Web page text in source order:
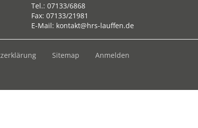
Tel.: 07133/6868
Fax: 07133/21981
E-Mail: kontakt@hrs-lauffen.de
Sitemap Anmelden